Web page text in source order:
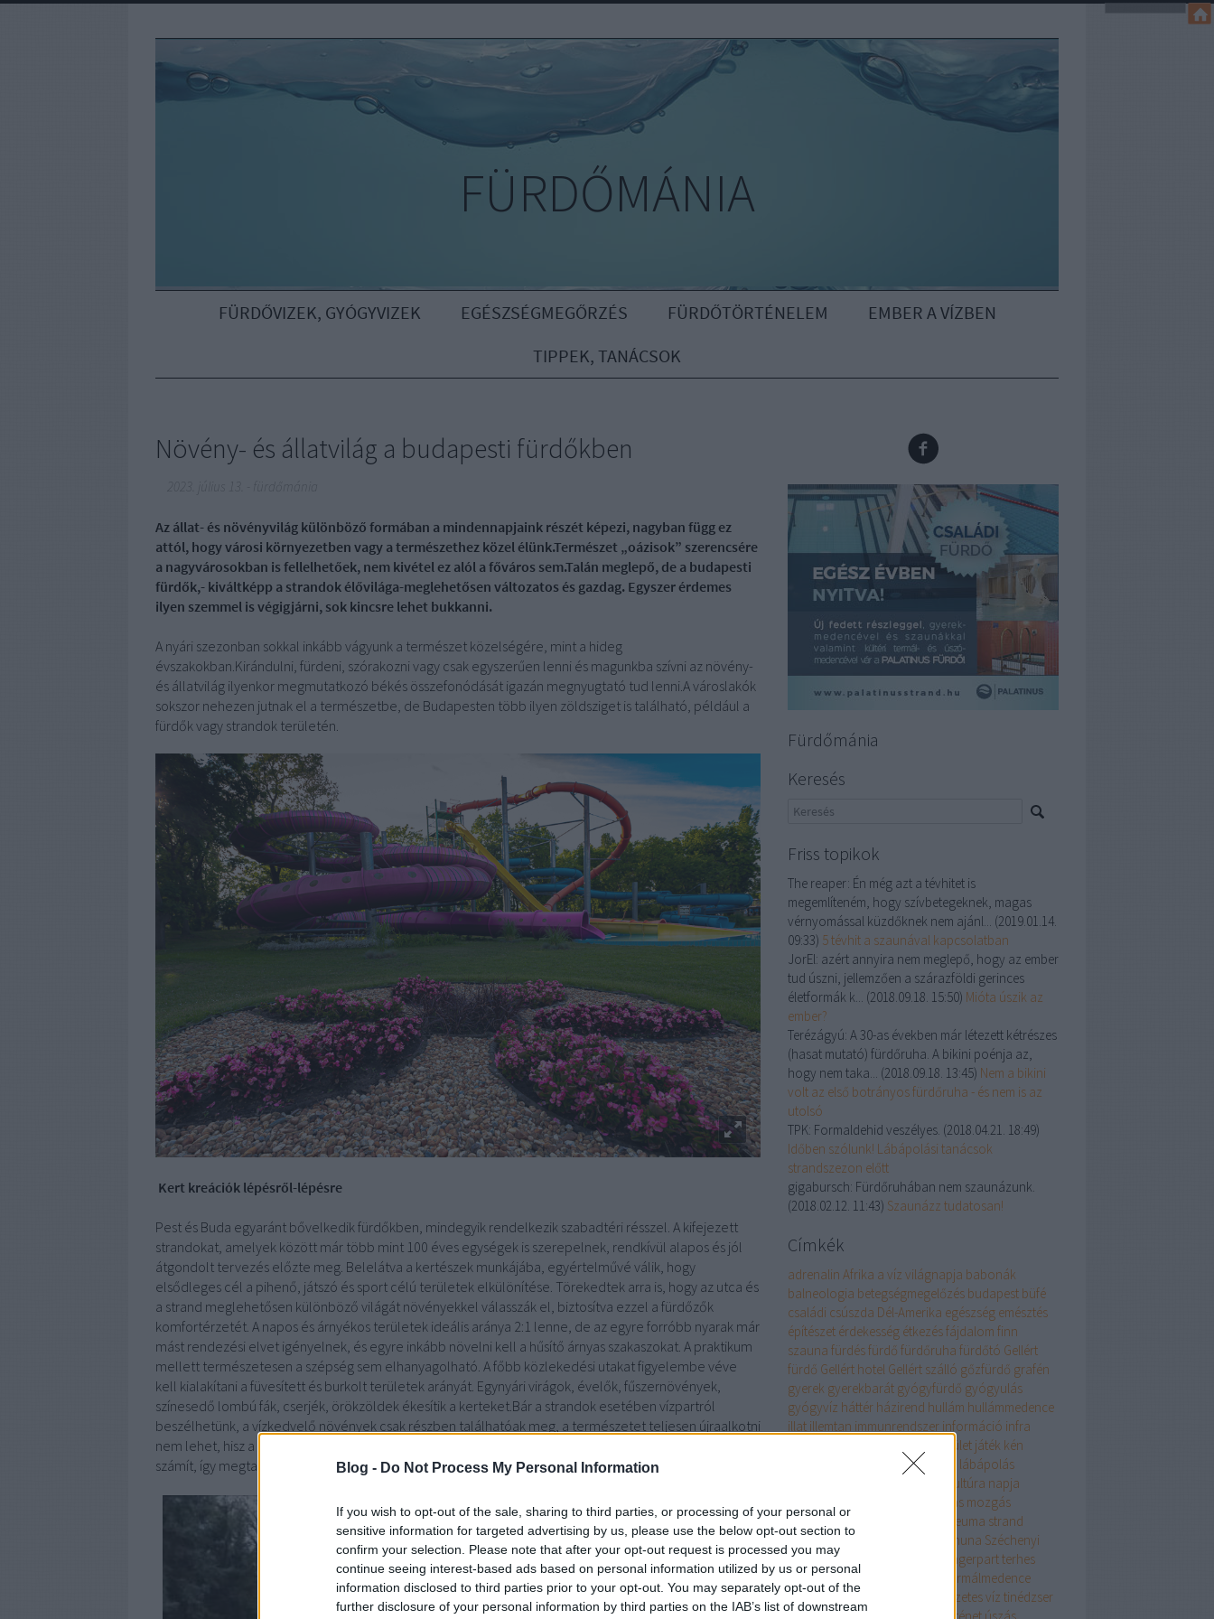
Blog - Do Not Process My Personal Information
If you wish to opt-out of the sale, sharing to third parties, or processing of your personal or
sensitive information for targeted advertising by us, please use the below opt-out section to
confirm your selection. Please note that after your opt-out request is processed you may
continue seeing interest-based ads based on personal information utilized by us or personal
information disclosed to third parties prior to your opt-out. You may separately opt-out of the
further disclosure of your personal information by third parties on the IAB’s list of downstream
FÜRDŐMÁNIA
FÜRDŐVIZEK, GYÓGYVIZEK EGÉSZSÉGMEGŐRZÉS FÜRDŐTÖRTÉNELEM
EMBER A VÍZBEN
TIPPEK, TANÁCSOK
Növény- és állatvilág a budapesti fürdőkben
Az állat- és növényvilág különböző formában a mindennapjaink részét képezi, nagyban függ ez
attól, hogy városi környezetben vagy a természethez közel élünk.Természet „oázisok” szerencsére
a nagyvárosokban is fellelhetőek, nem kivétel ez alól a főváros sem.Talán meglepő, de a budapesti
fürdők,- kiváltképp a strandok élővilága-meglehetősen változatos és gazdag. Egyszer érdemes
ilyen szemmel is végigjárni, sok kincsre lehet bukkanni.
A nyári szezonban sokkal inkább vágyunk a természet közelségére, mint a hideg
évszakokban.Kirándulni, fürdeni, szórakozni vagy csak egyszerűen lenni és magunkba szívni az növény-
és állatvilág ilyenkor megmutatkozó békés összefonódását igazán megnyugtató tud lenni.A városlakók
sokszor nehezen jutnak el a természetbe, de Budapesten több ilyen zöldsziget is található, például a
fürdők vagy strandok területén.
Kert kreációk lépésről-lépésre
Pest és Buda egyaránt bővelkedik fürdőkben, mindegyik rendelkezik szabadtéri résszel. A kifejezett
strandokat, amelyek között már több mint 100 éves egységek is szerepelnek, rendkívül alapos és jól
átgondolt tervezés előzte meg. Belelátva a kertészek munkájába, egyértelművé válik, hogy
elsődleges cél a pihenő, játszó és sport célú területek elkülönítése. Törekedtek arra is, hogy az utca és
a strand meglehetősen különböző világát növényekkel válasszák el, biztosítva ezzel a fürdőzők
komfortérzetét. A napos és árnyékos területek ideális aránya 2:1 lenne, de az egyre forróbb nyarak már
mást rendezési elvet igényelnek, és egyre inkább növelni kell a hűsítő árnyas szakaszokat. A praktikum
mellett természetesen a szépség sem elhanyagolható. A főbb közlekedési utakat figyelembe véve
kell kialakítani a füvesített és burkolt területek arányát. Egynyári virágok, évelők, fűszernövények,
színesedő lombú fák, cserjék, örökzöldek ékesítik a kerteket.Bár a strandok esetében vízpartról
beszélhetünk, a vízkedvelő növények csak részben találhatóak meg, a természetet teljesen újraalkotni
nem lehet, hisz a medencék fala elzárja a nedvességet a gyökerektől. A hangulat azonban nagyon is
számít, így megtalálható többek között sásliliom és nádfélék is.
Fürdőmánia
Keresés
Friss topikok
The reaper: Én még azt a tévhitet is
megemlíteném, hogy szívbetegeknek, magas
vérnyomással küzdőknek nem ajánl... (2019.01.14.
09:33) 5 tévhit a szaunával kapcsolatban
JorEl: azért annyira nem meglepő, hogy az ember
tud úszni, jellemzően a szárazföldi gerinces
életformák k... (2018.09.18. 15:50) Mióta úszik az
ember?
Terézágyú: A 30-as években már létezett kétrészes
(hasat mutató) fürdőruha. A bikini poénja az,
hogy nem taka... (2018.09.18. 13:45) Nem a bikini
volt az első botrányos fürdőruha - és nem is az
utolsó
TPK: Formaldehid veszélyes. (2018.04.21. 18:49)
Időben szólunk! Lábápolási tanácsok
strandszezon előtt
gigabursch: Fürdőruhában nem szaunázunk.
(2018.02.12. 11:43) Szaunázz tudatosan!
Címkék
adrenalin Afrika a víz világnapja babonák
balneologia betegségmegelőzés budapest büfé
családi csúszda Dél-Amerika egészség emésztés
építészet érdekesség étkezésfájdalom finn
szauna fürdésfürdő fürdőruha fürdőtó Gellért
fürdő Gellért hotel Gellért szálló gőzfürdő grafén
gyerek gyerekbarát gyógyfürdő gyógyulás
gyógyvíz háttér házirend hullám hullámmedence
illat illemtan immunrendszer információ infra
ízület játék kén
kismama
lábápolás
magyar fürdőkultúra napja
megtisztulás mozgás
napozás nyár reuma strand
strandok éjszakája
szanuna Széchenyi
fürdőszokások tengerpartterhes
terhesség termál
termálmedence
termálvíz termékenység természetes víz tinédzser